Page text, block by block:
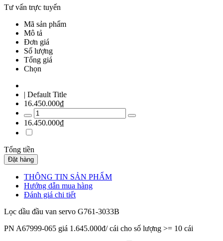
Tư vấn trực tuyến
Mã sản phẩm
Mô tả
Đơn giá
Số lượng
Tổng giá
Chọn
| Default Title
16.450.000₫
16.450.000₫
Tổng tiền
Đặt hàng
THÔNG TIN SẢN PHẨM
Hướng dẫn mua hàng
Đánh giá chi tiết
Lọc dầu đầu van servo G761-3033B
PN A67999-065 giá 1.645.000đ/ cái cho số lượng >= 10 cái